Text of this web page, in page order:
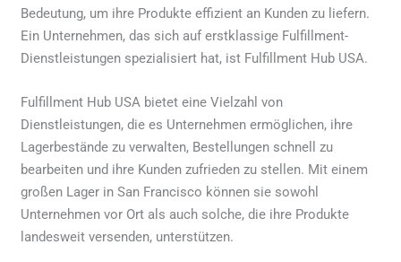
Bedeutung, um ihre Produkte effizient an Kunden zu liefern.
Ein Unternehmen, das sich auf erstklassige Fulfillment-
Dienstleistungen spezialisiert hat, ist Fulfillment Hub USA.
Fulfillment Hub USA bietet eine Vielzahl von
Dienstleistungen, die es Unternehmen ermöglichen, ihre
Lagerbestände zu verwalten, Bestellungen schnell zu
bearbeiten und ihre Kunden zufrieden zu stellen. Mit einem
großen Lager in San Francisco können sie sowohl
Unternehmen vor Ort als auch solche, die ihre Produkte
landesweit versenden, unterstützen.